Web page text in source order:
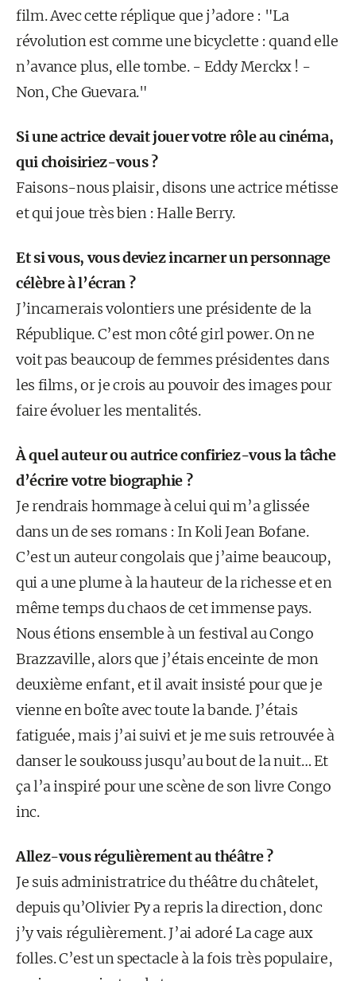
film. Avec cette réplique que j’adore : "La
révolution est comme une bicyclette : quand elle
n’avance plus, elle tombe. - Eddy Merckx ! -
Non, Che Guevara."
Si une actrice devait jouer votre rôle au cinéma,
qui choisiriez-vous ?
Faisons-nous plaisir, disons une actrice métisse
et qui joue très bien : Halle Berry.
Et si vous, vous deviez incarner un personnage
célèbre à l’écran ?
J’incarnerais volontiers une présidente de la
République. C’est mon côté girl power. On ne
voit pas beaucoup de femmes présidentes dans
les films, or je crois au pouvoir des images pour
faire évoluer les mentalités.
À quel auteur ou autrice confiriez-vous la tâche
d’écrire votre biographie ?
Je rendrais hommage à celui qui m’a glissée
dans un de ses romans : In Koli Jean Bofane.
C’est un auteur congolais que j’aime beaucoup,
qui a une plume à la hauteur de la richesse et en
même temps du chaos de cet immense pays.
Nous étions ensemble à un festival au Congo
Brazzaville, alors que j’étais enceinte de mon
deuxième enfant, et il avait insisté pour que je
vienne en boîte avec toute la bande. J’étais
fatiguée, mais j’ai suivi et je me suis retrouvée à
danser le soukouss jusqu’au bout de la nuit… Et
ça l’a inspiré pour une scène de son livre Congo
inc.
Allez-vous régulièrement au théâtre ?
Je suis administratrice du théâtre du châtelet,
depuis qu’Olivier Py a repris la direction, donc
j’y vais régulièrement. J’ai adoré La cage aux
folles. C’est un spectacle à la fois très populaire,